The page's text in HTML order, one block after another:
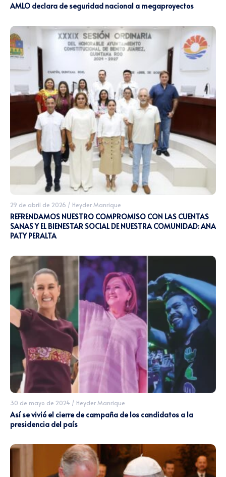
AMLO declara de seguridad nacional a megaproyectos
29 de abril de 2026 / Heyder Manrique
REFRENDAMOS NUESTRO COMPROMISO CON LAS CUENTAS
SANAS Y EL BIENESTAR SOCIAL DE NUESTRA COMUNIDAD: ANA
PATY PERALTA
30 de mayo de 2024 / Heyder Manrique
Así se vivió el cierre de campaña de los candidatos a la
presidencia del país